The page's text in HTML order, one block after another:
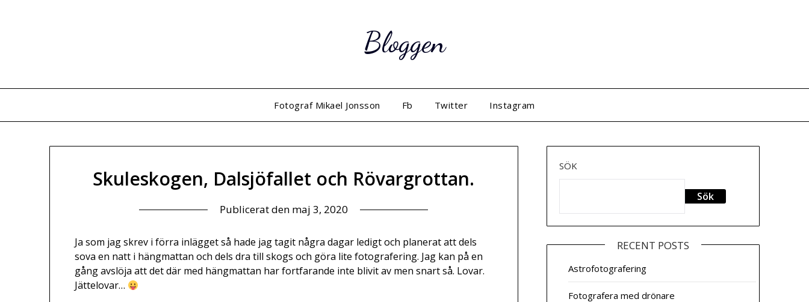
Bloggen
Fotograf Mikael Jonsson Fb Twitter Instagram
Skuleskogen, Dalsjöfallet och Rövargrottan.
Publicerat den maj 3, 2020
Ja som jag skrev i förra inlägget så hade jag tagit några dagar ledigt och planerat att dels
sova en natt i hängmattan och dels dra till skogs och göra lite fotografering. Jag kan på en
gång avslöja att det där med hängmattan har fortfarande inte blivit av men snart så. Lovar.
Jättelovar…
SÖK
Sök
RECENT POSTS
Astrofotografering
Fotografera med drönare